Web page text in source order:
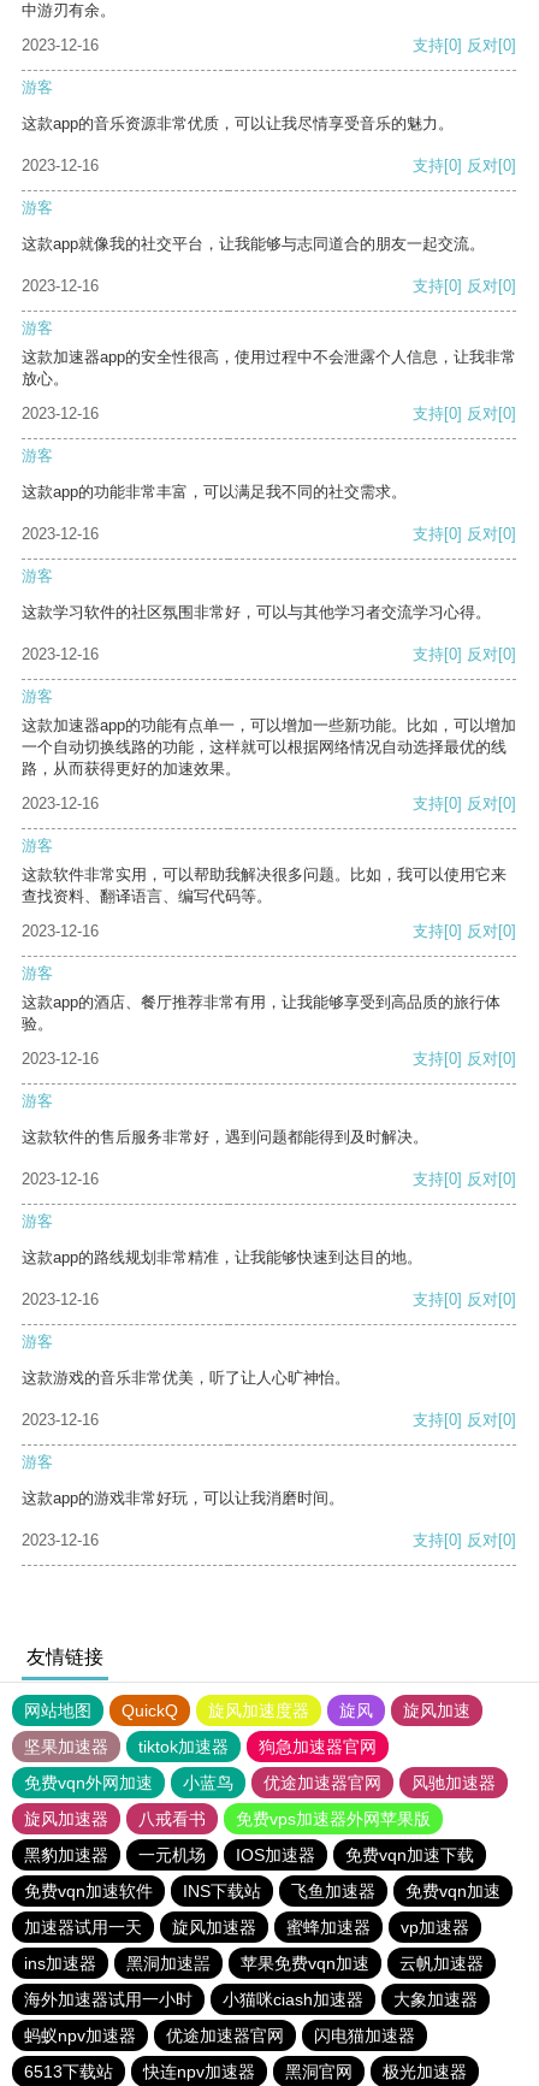
中游刃有余。
2023-12-16
支持[0] 反对[0]
游客
这款app的音乐资源非常优质，可以让我尽情享受音乐的魅力。
2023-12-16 支持[0] 反对[0]
游客
这款app就像我的社交平台，让我能够与志同道合的朋友一起交流。
2023-12-16 支持[0] 反对[0]
游客
这款加速器app的安全性很高，使用过程中不会泄露个人信息，让我非常
放心。
2023-12-16
支持[0] 反对[0]
游客
这款app的功能非常丰富，可以满足我不同的社交需求。
2023-12-16 支持[0] 反对[0]
游客
这款学习软件的社区氛围非常好，可以与其他学习者交流学习心得。
2023-12-16 支持[0] 反对[0]
游客
这款加速器app的功能有点单一，可以增加一些新功能。比如，可以增加
一个自动切换线路的功能，这样就可以根据网络情况自动选择最优的线
路，从而获得更好的加速效果。
2023-12-16
支持[0] 反对[0]
游客
这款软件非常实用，可以帮助我解决很多问题。比如，我可以使用它来
查找资料、翻译语言、编写代码等。
2023-12-16
支持[0] 反对[0]
游客
这款app的酒店、餐厅推荐非常有用，让我能够享受到高品质的旅行体
验。
2023-12-16
支持[0] 反对[0]
游客
这款软件的售后服务非常好，遇到问题都能得到及时解决。
2023-12-16 支持[0] 反对[0]
游客
这款app的路线规划非常精准，让我能够快速到达目的地。
2023-12-16 支持[0] 反对[0]
游客
这款游戏的音乐非常优美，听了让人心旷神怡。
2023-12-16 支持[0] 反对[0]
游客
这款app的游戏非常好玩，可以让我消磨时间。
2023-12-16 支持[0] 反对[0]
友情链接
网站地图 QuickQ 旋风加速度器 旋风
旋风加速
坚果加速器
tiktok加速器
狗急加速器官网
免费vqn外网加速
小蓝鸟 优途加速器官网
风驰加速器
旋风加速器
八戒看书
免费vps加速器外网苹果版
黑豹加速器
一元机场 IOS加速器
免费vqn加速下载
免费vqn加速软件
INS下载站 飞鱼加速器
免费vqn加速
加速器试用一天
旋风加速器 蜜蜂加速器
vp加速器
ins加速器
黑洞加速噐 苹果免费vqn加速
云帆加速器
海外加速器试用一小时
小猫咪ciash加速器
大象加速器
蚂蚁npv加速器
优途加速器官网
闪电猫加速器
6513下载站
快连npv加速器 黑洞官网 极光加速器